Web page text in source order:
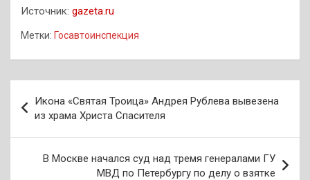
Источник: gazeta.ru
Метки: Госавтоинспекция
по
записям
Икона «Святая Троица» Андрея Рублева вывезена
из храма Христа Спасителя
В Москве начался суд над тремя генералами ГУ
МВД по Петербургу по делу о взятке